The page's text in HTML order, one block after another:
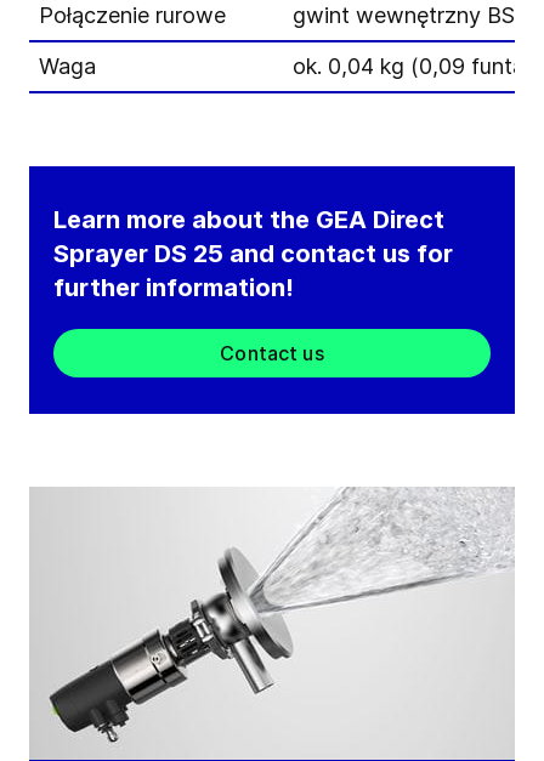
Połączenie rurowe
gwint wewnętrzny BSP
Waga ok. 0,04 kg (0,09 funta)
Learn more about the GEA Direct
Sprayer DS 25 and contact us for
further information!
Contact us